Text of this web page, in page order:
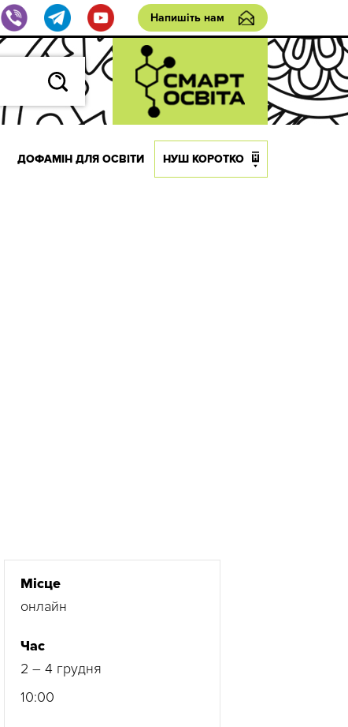
Напишіть нам
ДОФАМІН ДЛЯ ОСВІТИ НУШ КОРОТКО
Місце
онлайн
Час
2 – 4 грудня
10:00